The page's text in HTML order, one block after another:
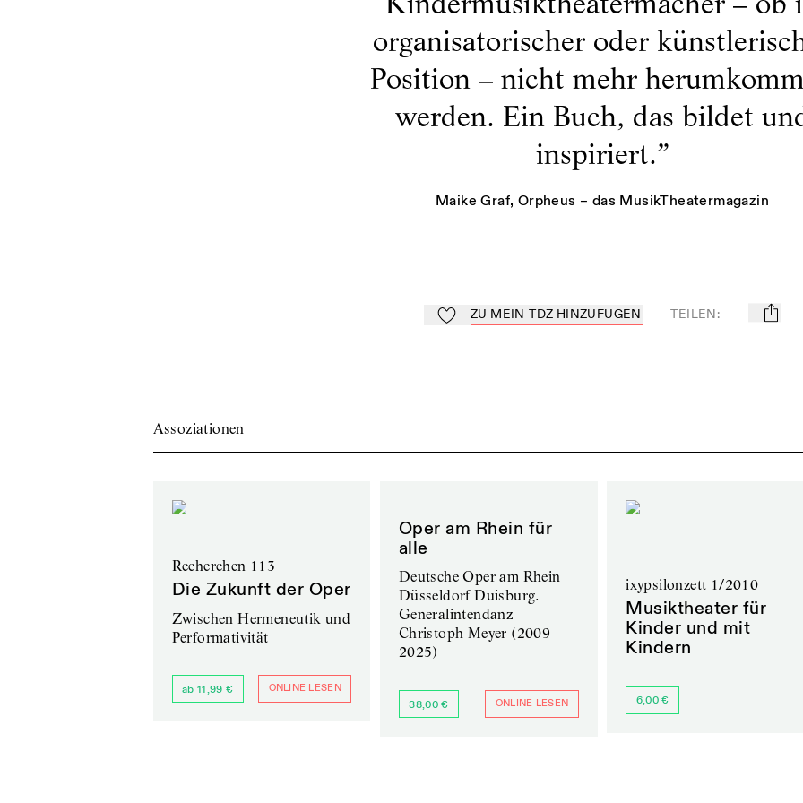
organisatorischer oder
Position – nicht mehr
werden. Ein Buch, das bildet
inspiriert.”
Maike Graf, Orpheus – das MusikTheatermagazin
Zu Mein-TdZ hinzufügen
ZU MEIN-TDZ HINZUFÜGEN TEILEN: mail
Assoziationen
Recherchen 113
Die Zukunft der Oper
Zwischen Hermeneutik und
Performativität
ab 11,99 € ONLINE LESEN
Oper am Rhein für
alle
Deutsche Oper am Rhein
Düsseldorf Duisburg.
Generalintendanz
Christoph Meyer (2009–
2025)
38,00 € ONLINE LESEN
ixypsilonzett 1/2010
Musiktheater für
Kinder und mit
Kindern
6,00 €